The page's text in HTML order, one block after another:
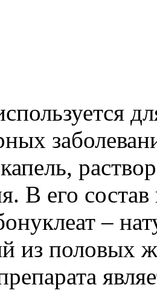
В его состав
–
из половых